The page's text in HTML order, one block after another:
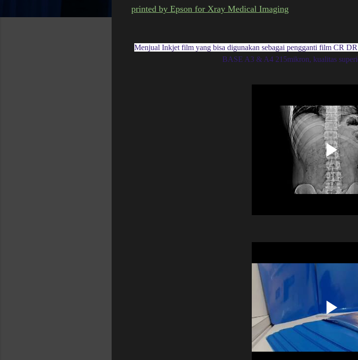
printed by Epson for Xray Medical Imaging
Menjual Inkjet film yang bisa digunakan sebagai pengganti film CR
BASE A3 & A4 215mikron, kualitas